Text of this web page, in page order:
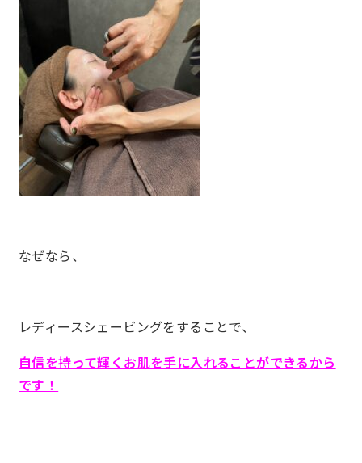
なぜなら、
レディースシェービングをすることで、
自信を持って輝くお肌を手に入れることができるから
です！